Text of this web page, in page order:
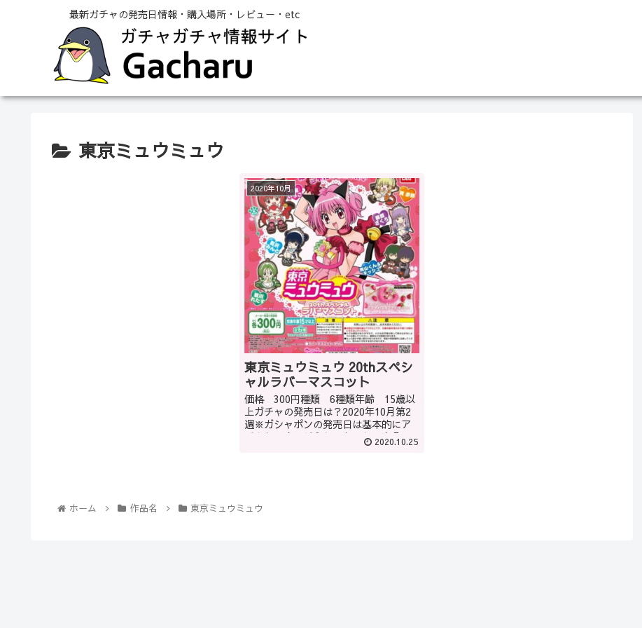
最新ガチャの発売日情報・購入場所・レビュー・etc
東京ミュウミュウ
2020年10月
東京ミュウミュウ 20thスペシ
ャルラバーマスコット
価格 300円種類 6種類年齢 15歳以
上ガチャの発売日は？2020年10月第2
週※ガシャポンの発売日は基本的にア
バウトです。どうしてもほしい商品は
ガシャショップの店員に聞くのもいい
2020.10.25
ホーム 作品名 東京ミュウミュウ